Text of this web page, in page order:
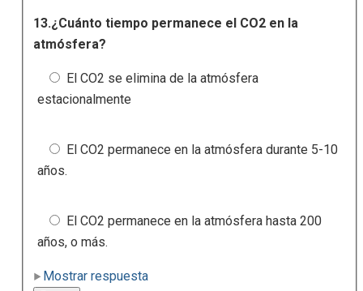
13.¿Cuánto tiempo permanece el CO2 en la
atmósfera?
El CO2 se elimina de la atmósfera
estacionalmente
El CO2 permanece en la atmósfera durante 5-10
años.
El CO2 permanece en la atmósfera hasta 200
años, o más.
Mostrar respuesta